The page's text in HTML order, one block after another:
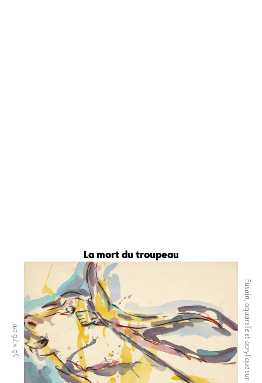
La mort du troupeau
Fusain, aquarelle et acrylique sur papier
56 × 76 cm